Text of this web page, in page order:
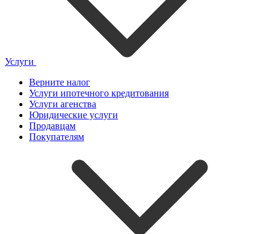
Услуги
Верните налог
Услуги ипотечного кредитования
Услуги агенства
Юридические услуги
Продавцам
Покупателям